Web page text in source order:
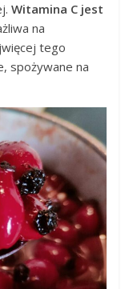
Witamina C jest
na
tego
spożywane na